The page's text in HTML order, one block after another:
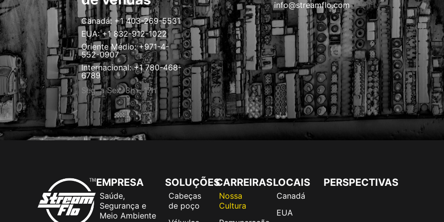
Canadá: +1 403-269-5531
EUA: +1 832-912-1022
Oriente Médio: +971-4-
552-0907
Internacional: +1 780-468-
6789
Seg. a Sex. 8h – 17h
info@streamflo.com
EMPRESA
Saúde,
Segurança e
Meio Ambiente
SOLUÇÕES
Cabeças
de poço
CARREIRAS
Nossa
Cultura
LOCAIS
Canadá
EUA
PERSPECTIVAS